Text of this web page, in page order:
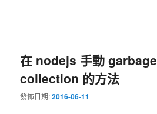
覽
在 nodejs 手動 garbage
collection 的方法
發佈日期:2016-06-11